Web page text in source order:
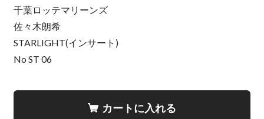
千葉ロッテマリーンズ
佐々木朗希
STARLIGHT(インサート)
No ST 06
カートに入れる